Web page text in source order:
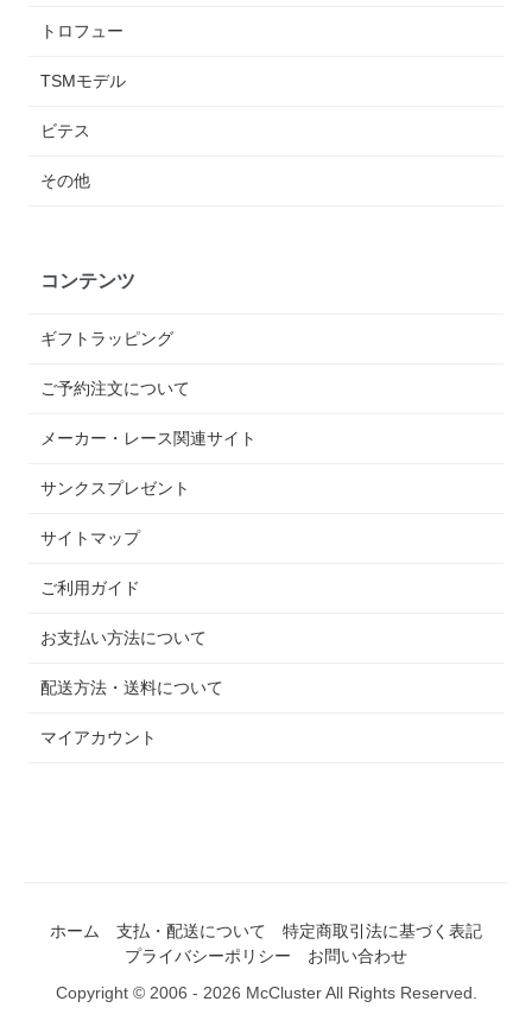
トロフュー
TSMモデル
ビテス
その他
コンテンツ
ギフトラッピング
ご予約注文について
メーカー・レース関連サイト
サンクスプレゼント
サイトマップ
ご利用ガイド
お支払い方法について
配送方法・送料について
マイアカウント
ホーム 支払・配送について
特定商取引法に基づく表記
プライバシーポリシー
お問い合わせ
Copyright © 2006 - 2026 McCluster All Rights Reserved.